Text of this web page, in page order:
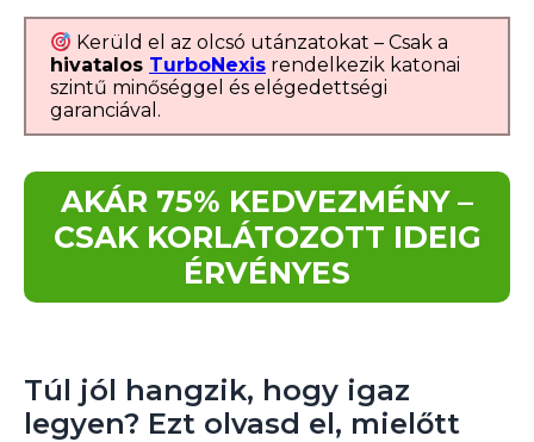
Kerüld el az olcsó utánzatokat – Csak a
hivatalos TurboNexis rendelkezik katonai
szintű minőséggel és elégedettségi
garanciával.
AKÁR 75% KEDVEZMÉNY –
CSAK KORLÁTOZOTT IDEIG
ÉRVÉNYES
Túl jól hangzik, hogy igaz
legyen? Ezt olvasd el, mielőtt